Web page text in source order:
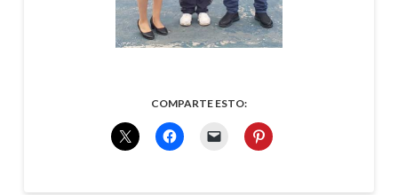
COMPARTE ESTO: